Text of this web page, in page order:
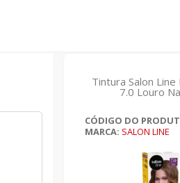
Tintura Salon
7.0 Louro
CÓDIGO DO
MARCA: SALON LINE